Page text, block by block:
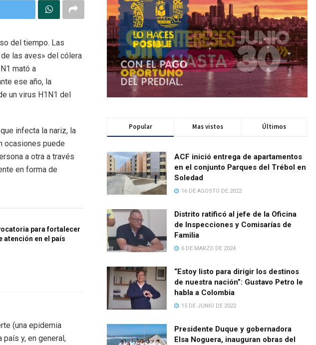
del tiempo. Las
las aves» del cólera
mató a
ese año, la
un virus H1N1 del
infecta la nariz, la
ocasiones puede
a otra a través
en forma de
para fortalecer
atención en el país
(una epidemia
y, en general,
Popular Mas vistos Últimos
ACF inició entrega de apartamentos
en el conjunto Parques del Trébol en
Soledad
16 DE AGOSTO DE 2022
Distrito ratificó al jefe de la Oficina
de Inspecciones y Comisarías de
Familia
6 DE MARZO DE 2024
“Estoy listo para dirigir los destinos
de nuestra nación”: Gustavo Petro le
habla a Colombia
15 DE JUNIO DE 2022
Presidente Duque y gobernadora
Elsa Noguera, inauguran obras del